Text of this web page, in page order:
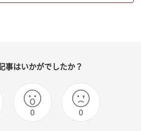
事はいかがでしたか？
0 0